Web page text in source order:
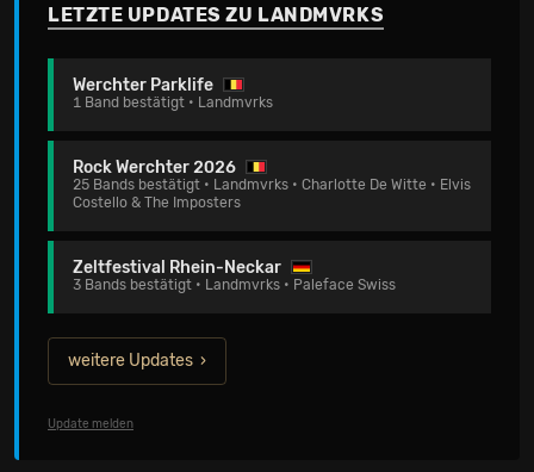
LETZTE UPDATES ZU LANDMVRKS
Werchter Parklife
1 Band bestätigt • Landmvrks
Rock Werchter 2026
25 Bands bestätigt • Landmvrks • Charlotte De Witte • Elvis
Costello & The Imposters
Zeltfestival Rhein-Neckar
3 Bands bestätigt • Landmvrks • Paleface Swiss
weitere Updates
Update melden